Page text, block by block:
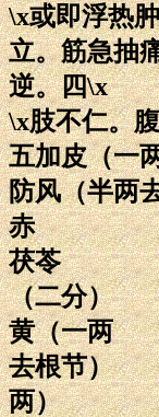
\x或即浮热
立。筋急抽
逆。四\x
\x肢不仁。
五加皮（一
防风（半两
赤
茯苓
（二分）
黄（一两
去根节）
两）